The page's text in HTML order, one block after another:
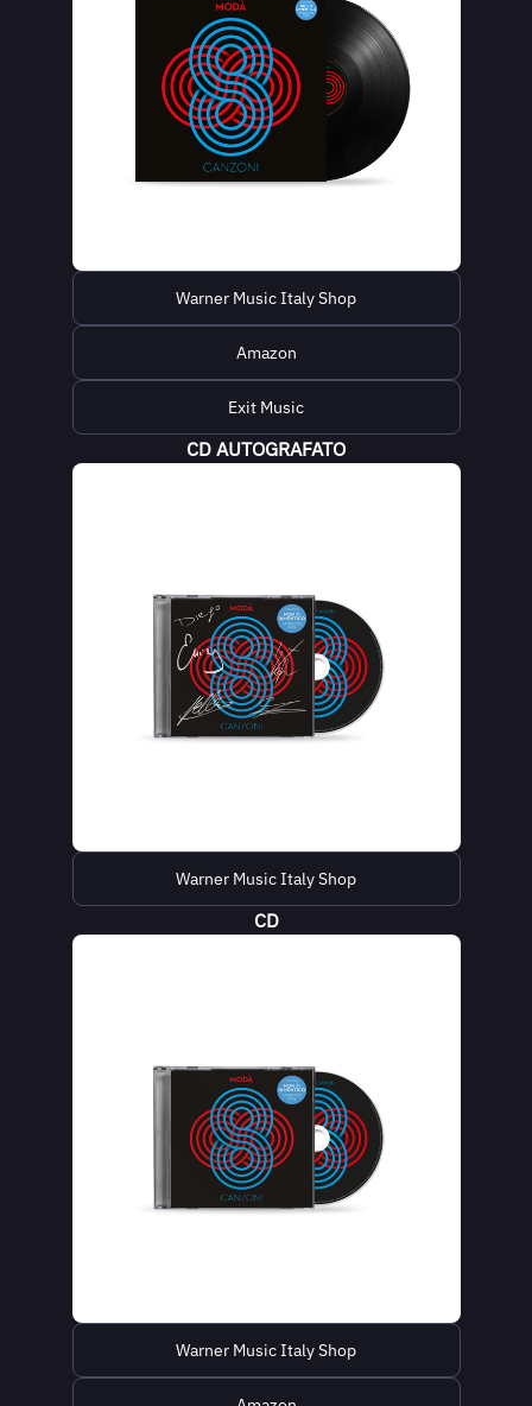
Warner Music Italy Shop
Amazon
Exit Music
CD AUTOGRAFATO
Warner Music Italy Shop
CD
Warner Music Italy Shop